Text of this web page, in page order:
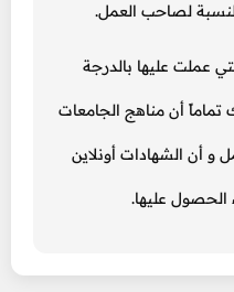
لصاحب العمل.
عملت عليها بالدرجة
تماماً أن مناهج الجامعات
و أن الشهادات أونلاين
الحصول عليها.